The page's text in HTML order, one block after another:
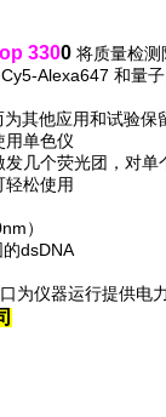
3300 将质量检测
Alexa647 和量子
其他应用和试验保
用单色仪
几个荧光团，对
轻松使用
）
dsDNA
为仪器运行提供电力